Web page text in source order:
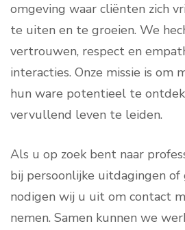
omgeving waar cliënten zich
te uiten en te groeien. We
vertrouwen, respect en
interacties. Onze missie is om
hun ware potentieel te
vervullend leven te leiden.
Als u op zoek bent naar
bij persoonlijke uitdagingen of
nodigen wij u uit om contact
nemen. Samen kunnen we